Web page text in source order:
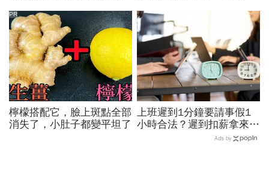
檸檬搭配它，臉上斑點全部
消失了，小肚子都變平坦了
PR
上班遲到1分鐘要請事假1
小時合法？遲到扣薪拿來聚
餐就OK？法院認證了…遲
Ads by